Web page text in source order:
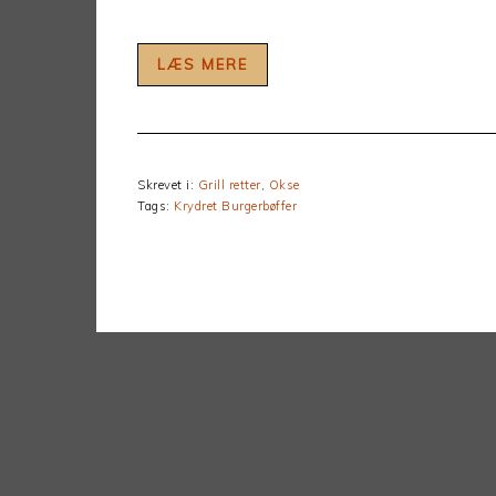
LÆS MERE
Skrevet i: Grill retter, Okse
Tags: Krydret Burgerbøffer